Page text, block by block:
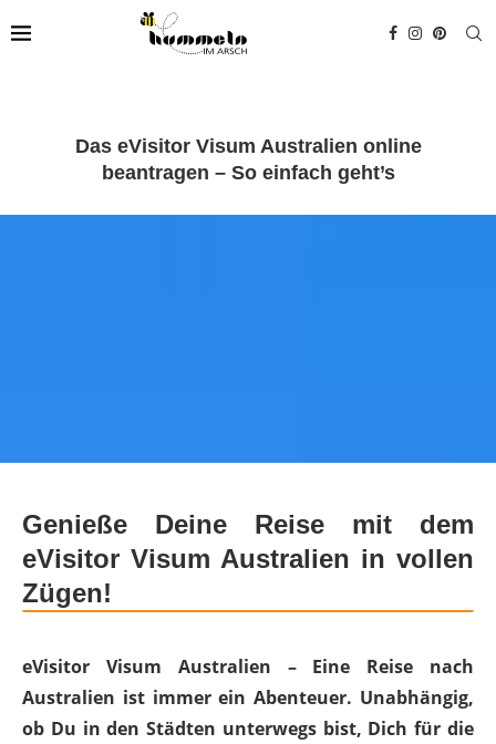
Das eVisitor Visum Australien online
beantragen – So einfach geht’s
Genieße Deine Reise mit dem
eVisitor Visum Australien in vollen
Zügen!
eVisitor Visum Australien – Eine Reise nach
Australien ist immer ein Abenteuer. Unabhängig,
ob Du in den Städten unterwegs bist, Dich für die